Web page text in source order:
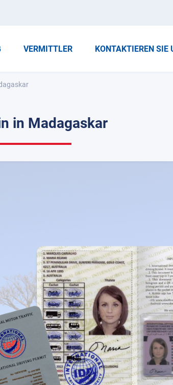
VERMITTLER KONTAKTIEREN SIE
in Madagaskar